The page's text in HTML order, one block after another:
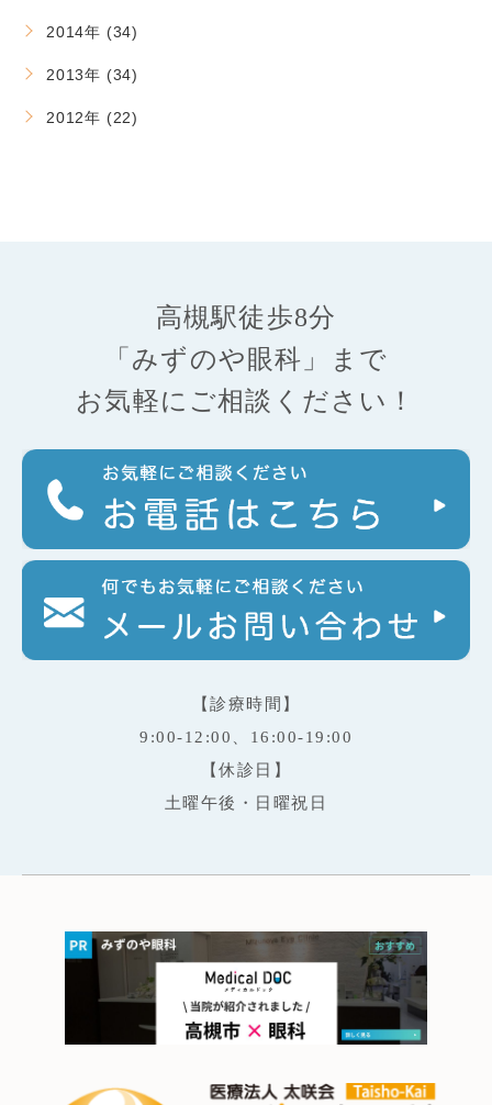
2014年 (34)
2013年 (34)
2012年 (22)
高槻駅徒歩8分
「みずのや眼科」まで
お気軽にご相談ください！
【診療時間】
9:00-12:00、16:00-19:00
【休診日】
土曜午後・日曜祝日